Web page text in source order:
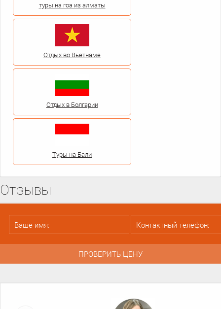
туры на гоа из алматы
Отдых во Вьетнаме
Отдых в Болгарии
Туры на Бали
Отзывы